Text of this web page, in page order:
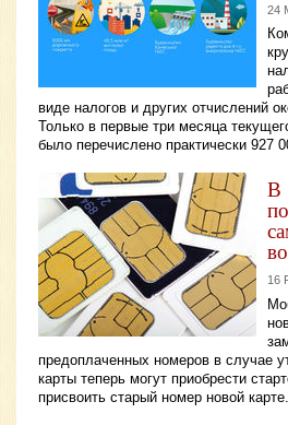
24
виде налогов и других отчислений
Только в первые три месяца
было перечислено практически 927
В
16
предоплаченных номеров в случае
карты теперь могут приобрести
присвоить старый номер новой карте.